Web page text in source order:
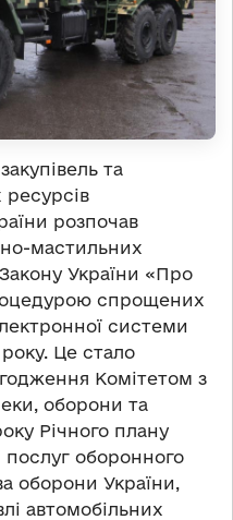
та
ресурсів
розпочав
мастильних
України «Про
спрощених
системи
року. Це стало
Комітетом з
оборони та
Річного плану
послуг оборонного
оборони України,
автомобільних